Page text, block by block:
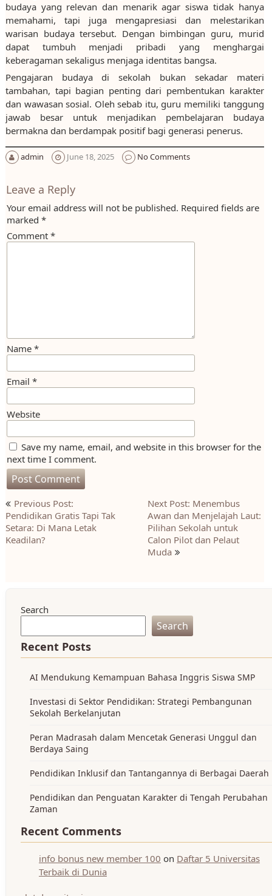
budaya yang relevan dan menarik agar siswa tidak hanya
memahami, tapi juga mengapresiasi dan melestarikan
warisan budaya tersebut. Dengan bimbingan guru, murid
dapat tumbuh menjadi pribadi yang menghargai
keberagaman sekaligus menjaga identitas bangsa.
Pengajaran budaya di sekolah bukan sekadar materi
tambahan, tapi bagian penting dari pembentukan karakter
dan wawasan sosial. Oleh sebab itu, guru memiliki tanggung
jawab besar untuk menjadikan pembelajaran budaya
bermakna dan berdampak positif bagi generasi penerus.
admin June 18, 2025 No Comments
Leave a Reply
Your email address will not be published. Required fields are
marked *
Comment *
Name *
Email *
Website
Save my name, email, and website in this browser for the
next time I comment.
Post
navigation
Previous Post:
Pendidikan Gratis Tapi Tak
Setara: Di Mana Letak
Keadilan?
Next Post: Menembus
Awan dan Menjelajah Laut:
Pilihan Sekolah untuk
Calon Pilot dan Pelaut
Muda
Search
Search
Recent Posts
AI Mendukung Kemampuan Bahasa Inggris Siswa SMP
Investasi di Sektor Pendidikan: Strategi Pembangunan
Sekolah Berkelanjutan
Peran Madrasah dalam Mencetak Generasi Unggul dan
Berdaya Saing
Pendidikan Inklusif dan Tantangannya di Berbagai Daerah
Pendidikan dan Penguatan Karakter di Tengah Perubahan
Zaman
Recent Comments
info bonus new member 100 on Daftar 5 Universitas
Terbaik di Dunia